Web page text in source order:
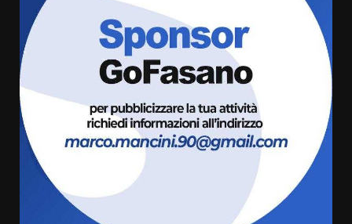
Savelletri in festa, domani sera
grande spettacolo con Uccio De
Santis
8 Agosto 2026 07:30
Politiche Giovanili e Mobilità
Sostenibile: premiati gli studenti
universitari del bando “La strada
giusta”
8 Agosto 2026 07:15
Savelletri in festa, pienone sul